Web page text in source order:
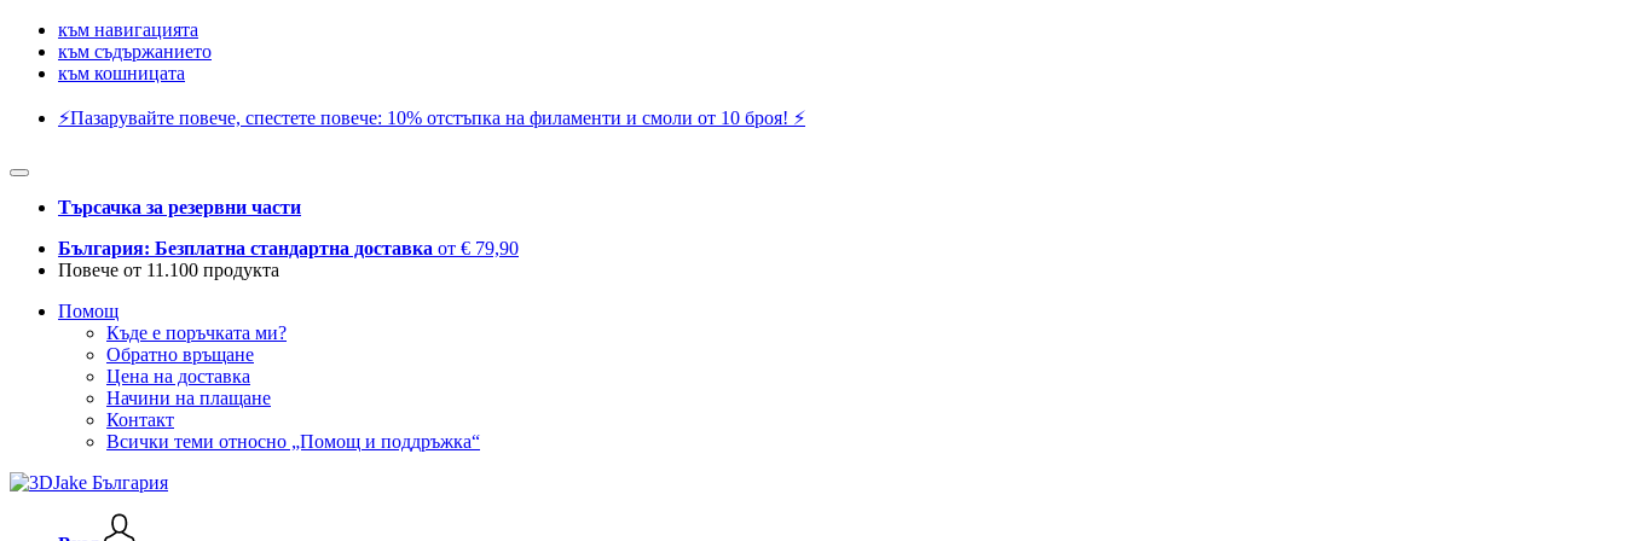
към навигацията
към съдържанието
към кошницата
⚡️Пазарувайте повече, спестете повече: 10% отстъпка на филаменти и смоли от 10 броя! ⚡️
Търсачка за резервни части
България: Безплатна стандартна доставка от € 79,90
Повече от 11.100 продукта
Помощ
Къде е поръчката ми?
Обратно връщане
Цена на доставка
Начини на плащане
Контакт
Всички теми относно „Помощ и поддръжка“